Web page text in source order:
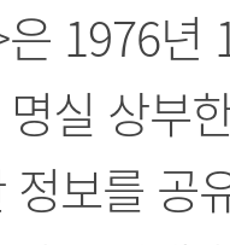
1976년
실 상부
보를 공